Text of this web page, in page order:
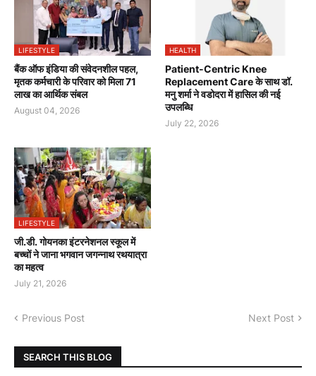
LIFESTYLE
बैंक ऑफ इंडिया की संवेदनशील पहल,
मृतक कर्मचारी के परिवार को मिला 71
लाख का आर्थिक संबल
August 04, 2026
HEALTH
Patient-Centric Knee
Replacement Care के साथ डॉ.
मनु शर्मा ने वडोदरा में हासिल की नई
उपलब्धि
July 22, 2026
LIFESTYLE
जी.डी. गोयनका इंटरनेशनल स्कूल में
बच्चों ने जाना भगवान जगन्नाथ रथयात्रा
का महत्व
July 21, 2026
Previous Post Next Post
SEARCH THIS BLOG